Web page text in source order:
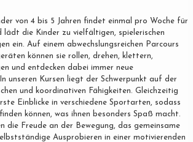
von 4 bis 5 Jahren findet einmal pro Woche für
die Kinder zu vielfältigen, spielerischen
ein. Auf einem abwechslungsreichen Parcours
können sie rollen, drehen, klettern,
und entdecken dabei immer neue
unseren Kursen liegt der Schwerpunkt auf der
und koordinativen Fähigkeiten. Gleichzeitig
Einblicke in verschiedene Sportarten, sodass
können, was ihnen besonders Spaß macht.
die Freude an der Bewegung, das gemeinsame
Ausprobieren in einer motivierenden